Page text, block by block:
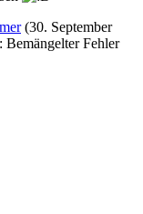
(30. September
Bemängelter Fehler